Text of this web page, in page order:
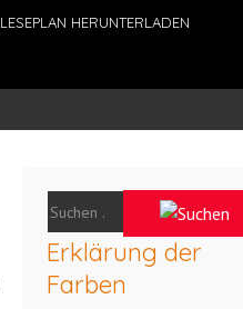
LESEPLAN HERUNTERLADEN
Erklärung der
Farben